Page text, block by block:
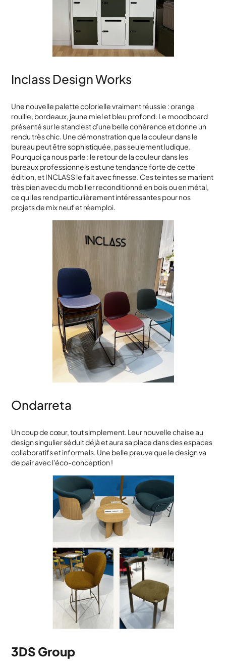
Inclass Design Works
Une nouvelle palette colorielle vraiment réussie : orange
rouille, bordeaux, jaune miel et bleu profond. Le moodboard
présenté sur le stand est d'une belle cohérence et donne un
rendu très chic. Une démonstration que la couleur dans le
bureau peut être sophistiquée, pas seulement ludique.
Pourquoi ça nous parle : le retour de la couleur dans les
bureaux professionnels est une tendance forte de cette
édition, et INCLASS le fait avec finesse. Ces teintes se marient
très bien avec du mobilier reconditionné en bois ou en métal,
ce qui les rend particulièrement intéressantes pour nos
projets de mix neuf et réemploi.
Ondarreta
Un coup de cœur, tout simplement. Leur nouvelle chaise au
design singulier séduit déjà et aura sa place dans des espaces
collaboratifs et informels. Une belle preuve que le design va
de pair avec l'éco-conception !
3DS Group